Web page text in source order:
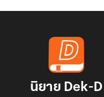
นิยาย Dek-D